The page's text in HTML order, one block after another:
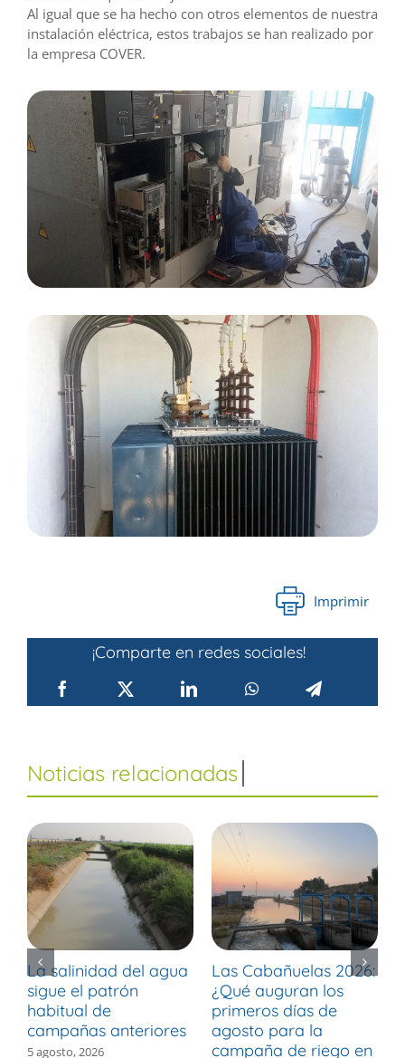
Al igual que se ha hecho con otros elementos de nuestra
instalación eléctrica, estos trabajos se han realizado por
la empresa COVER.
Imprimir
¡Comparte en redes sociales!
La salinidad del agua
sigue el patrón
habitual de
campañas anteriores
5 agosto, 2026
Las Cabañuelas 2026:
¿Qué auguran los
primeros días de
agosto para la
campaña de riego en